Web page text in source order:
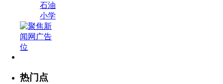
石油
小学
热门点